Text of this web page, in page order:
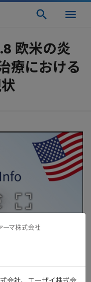
欧米の炎
療における